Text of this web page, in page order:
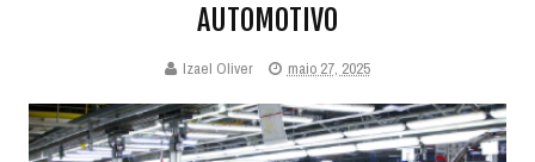
AUTOMOTIVO
Izael Oliver maio 27, 2025